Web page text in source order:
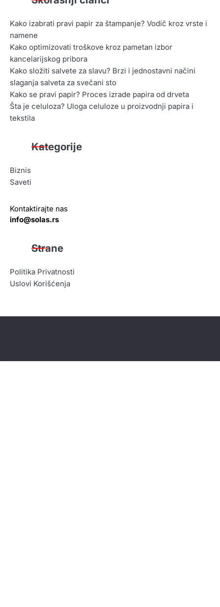
Kako izabrati pravi papir za štampanje? Vodič kroz vrste i
namene
Kako optimizovati troškove kroz pametan izbor
kancelarijskog pribora
Kako složiti salvete za slavu? Brzi i jednostavni načini
slaganja salveta za svečani sto
Kako se pravi papir? Proces izrade papira od drveta
Šta je celuloza? Uloga celuloze u proizvodnji papira i
tekstila
Kategorije
Biznis
Saveti
Kontaktirajte nas
info@solas.rs
Strane
Politika Privatnosti
Uslovi Korišćenja